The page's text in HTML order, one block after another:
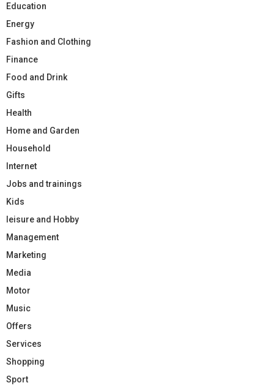
Education
Energy
Fashion and Clothing
Finance
Food and Drink
Gifts
Health
Home and Garden
Household
Internet
Jobs and trainings
Kids
leisure and Hobby
Management
Marketing
Media
Motor
Music
Offers
Services
Shopping
Sport